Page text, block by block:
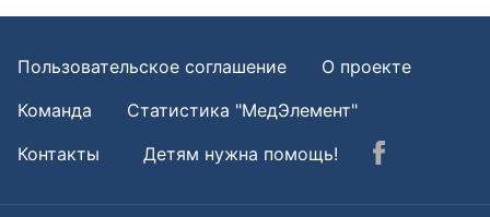
Пользовательское соглашение
О проекте
Команда
Статистика "МедЭлемент"
Контакты
Детям нужна помощь!